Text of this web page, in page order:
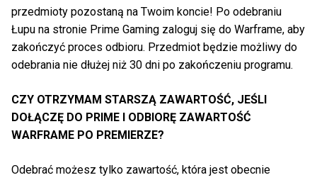
przedmioty pozostaną na Twoim koncie! Po odebraniu
Łupu na stronie Prime Gaming zaloguj się do Warframe, aby
zakończyć proces odbioru. Przedmiot będzie możliwy do
odebrania nie dłużej niż 30 dni po zakończeniu programu.
CZY OTRZYMAM STARSZĄ ZAWARTOŚĆ, JEŚLI
DOŁĄCZĘ DO PRIME I ODBIORĘ ZAWARTOŚĆ
WARFRAME PO PREMIERZE?
Odebrać możesz tylko zawartość, która jest obecnie